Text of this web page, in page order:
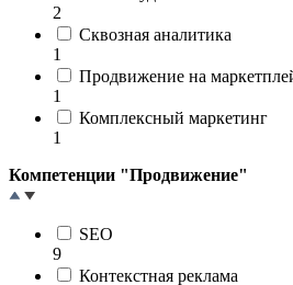
2
Сквозная аналитика
1
Продвижение на
1
Комплексный маркетинг
1
Компетенции "Продвижение"
SEO
9
Контекстная реклама